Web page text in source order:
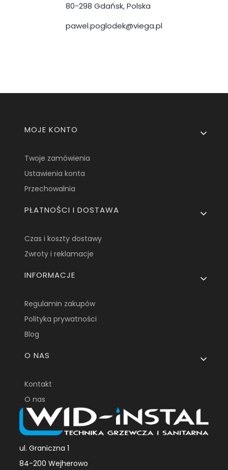
80-298 Gdańsk, Polska
pawel.poglodek@viega.pl
Linki w stopce
MOJE KONTO
Twoje zamówienia
Ustawienia konta
Przechowalnia
PŁATNOŚCI I DOSTAWA
Czas i koszty dostawy
Zwroty i reklamacje
INFORMACJE
Regulamin zakupów
Polityka prywatności
Blog
O NAS
Kontakt
O nas
ul. Graniczna 1
84-200 Wejherowo